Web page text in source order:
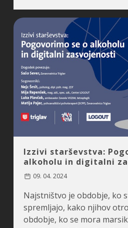
Izzivi starševstva:
alkoholu in digitalni
09. 04. 2024
Najstništvo je obdobje, ko
spremljajo, kako njihov
obdobje, ko se mora